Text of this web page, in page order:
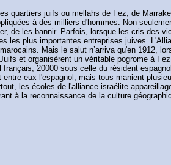
quartiers juifs ou mellahs de Fez, de
à des milliers d'hommes. Non
de les bannir. Parfois, lorsque les cris des
les plus importantes entreprises juives.
Mais le salut n’arriva qu'en 1912,
et organisèrent un véritable pogrome à
20000 sous celle du résident
eux l'espagnol, mais tous manient
les écoles de l'alliance israélite
à la reconnaissance de la culture